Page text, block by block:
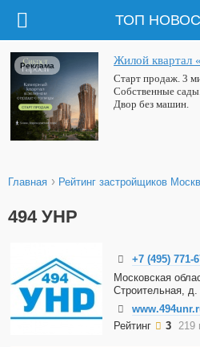
ТОП
Жилой квартал
Старт продаж. 3
Собственные
Двор без машин.
Реклама
Главная › Рейтинг застройщиков
494 УНР
+7 (495) 771-
Московская
Строительная, д.
Рейтинг
3 219